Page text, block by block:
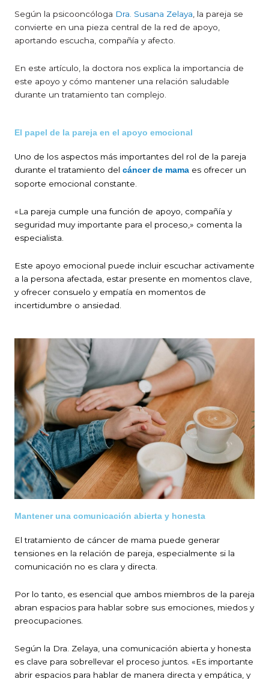
Según la psicooncóloga Dra. Susana Zelaya, la pareja se
convierte en una pieza central de la red de apoyo,
aportando escucha, compañía y afecto.
En este artículo, la doctora nos explica la importancia de
este apoyo y cómo mantener una relación saludable
durante un tratamiento tan complejo.
El papel de la pareja en el apoyo emocional
Uno de los aspectos más importantes del rol de la pareja
durante el tratamiento del cáncer de mama es ofrecer un
soporte emocional constante.
«La pareja cumple una función de apoyo, compañía y
seguridad muy importante para el proceso,» comenta la
especialista.
Este apoyo emocional puede incluir escuchar activamente
a la persona afectada, estar presente en momentos clave,
y ofrecer consuelo y empatía en momentos de
incertidumbre o ansiedad.
Mantener una comunicación abierta y honesta
El tratamiento de cáncer de mama puede generar
tensiones en la relación de pareja, especialmente si la
comunicación no es clara y directa.
Por lo tanto, es esencial que ambos miembros de la pareja
abran espacios para hablar sobre sus emociones, miedos y
preocupaciones.
Según la Dra. Zelaya, una comunicación abierta y honesta
es clave para sobrellevar el proceso juntos. «Es importante
abrir espacios para hablar de manera directa y empática, y